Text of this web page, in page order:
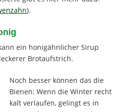
).
ein honigähnlicher Sirup
Brotaufstrich.
Noch besser können das die
Bienen: Wenn die Winter recht
kalt verlaufen, gelingt es in